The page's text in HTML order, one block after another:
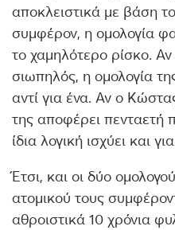
αποκλειστικά με βάση
συμφέρον, η ομολογία
το χαμηλότερο ρίσκο.
σιωπηλός, η ομολογία
αντί για ένα. Αν ο
της αποφέρει πενταετή
ίδια λογική ισχύει και
Έτσι, και οι δύο
ατομικού τους
αθροιστικά 10 χρόνια